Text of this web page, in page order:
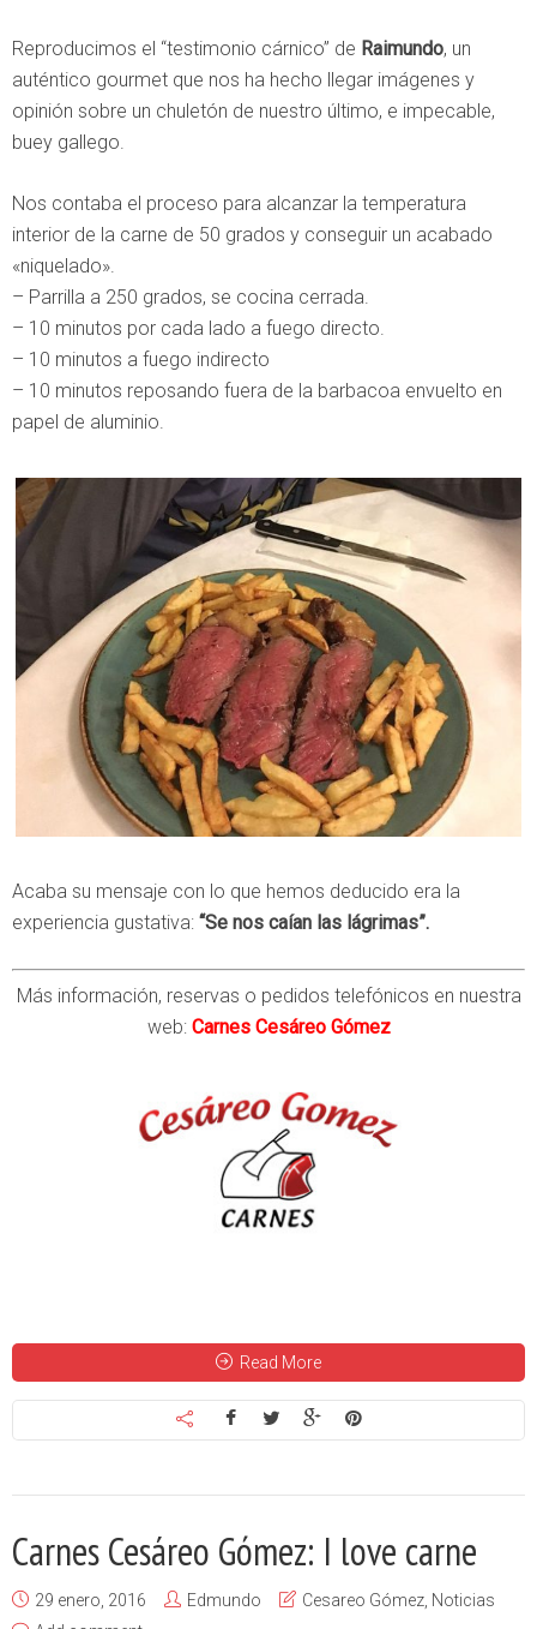
Reproducimos el “testimonio cárnico” de Raimundo, un
auténtico gourmet que nos ha hecho llegar imágenes y
opinión sobre un chuletón de nuestro último, e impecable,
buey gallego.
Nos contaba el proceso para alcanzar la temperatura
interior de la carne de 50 grados y conseguir un acabado
«niquelado».
– Parrilla a 250 grados, se cocina cerrada.
– 10 minutos por cada lado a fuego directo.
– 10 minutos a fuego indirecto
– 10 minutos reposando fuera de la barbacoa envuelto en
papel de aluminio.
Acaba su mensaje con lo que hemos deducido era la
experiencia gustativa: “Se nos caían las lágrimas”.
Más información, reservas o pedidos telefónicos en nuestra
web: Carnes Cesáreo Gómez
Read More
Carnes Cesáreo Gómez: I love carne
29 enero, 2016 Edmundo Cesareo Gómez Noticias